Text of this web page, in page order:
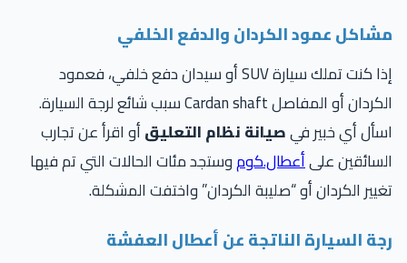
عمود الكردان والدفع الخلفي
إذا كنت تملك سيارة SUV أو سيدان دفع خلفي، فعمود
الكردان أو المفاصل Cardan shaft سبب شائع لرجة السيارة.
أي خبير فيصيانة نظام التعليقأو اقرأ عن تجارب
علىأعطال.كوموستجد مئات الحالات التي تم فيها
الكردان أو “صليبة الكردان” واختفت المشكلة.
السيارة الناتجة عن أعطال العفشة